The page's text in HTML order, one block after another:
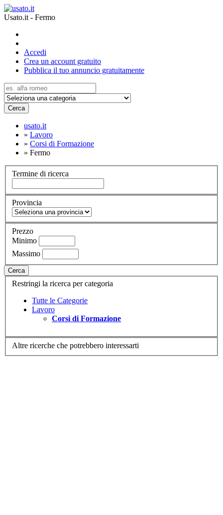
Usato.it - Fermo
Accedi
Crea un account gratuito
Pubblica il tuo annuncio gratuitamente
Cerca
usato.it
» Lavoro
» Corsi di Formazione
» Fermo
Termine di ricerca
Provincia
Prezzo
Minimo
Massimo
Cerca
Restringi la ricerca per categoria
Tutte le Categorie
Lavoro
Corsi di Formazione
Altre ricerche che potrebbero interessarti